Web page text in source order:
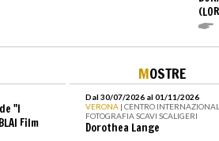
"I
Film
MOSTRE
Dal 30/07/2026 al 01/11/2026
VERONA | CENTRO
FOTOGRAFIA SCAVI SCALIGERI
Dorothea Lange